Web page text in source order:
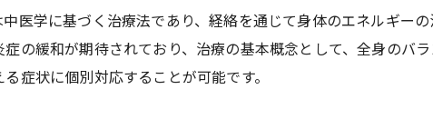
長期的な鍼灸治療の結果と報告
難病関節リウマチに対する鍼灸治療の
鍼灸治療の現状とその有効性
医学に基づく治療法であり、経絡を通じて身体のエネルギー
の緩和が期待されており、治療の基本概念として、全身のバ
症状に個別対応することが可能です。